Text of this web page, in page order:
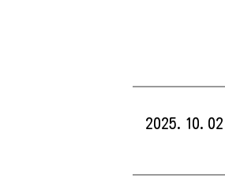
2025.10.02